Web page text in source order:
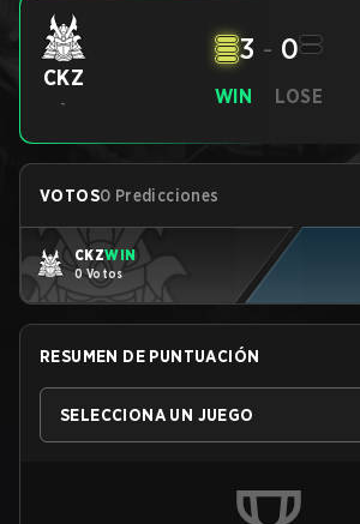
CKZ
- WIN
3 - 0
LOSE
VOTOS0 Predicciones
CKZWIN
0 Votos
RESUMEN DE PUNTUACIÓN
SELECCIONA UN JUEGO